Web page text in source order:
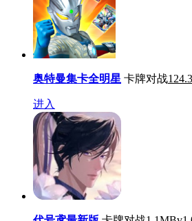
奥特曼集卡全明星 卡牌对战
进入